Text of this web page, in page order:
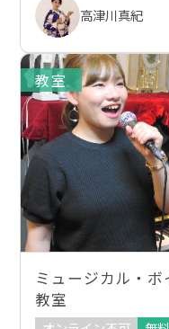
高津川真紀
教室
ミュージカル・
教室